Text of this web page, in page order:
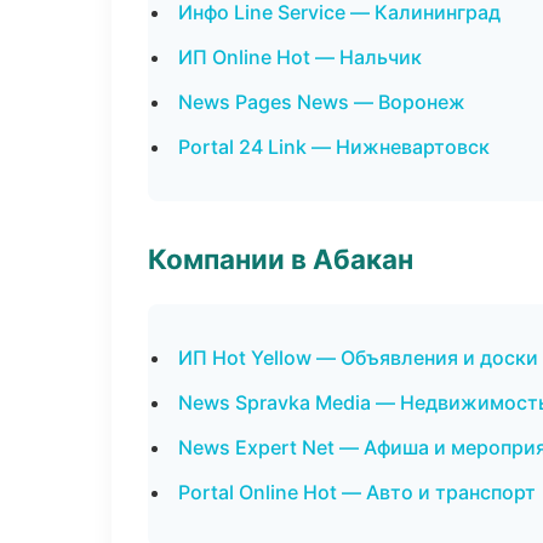
Инфо Line Service — Калининград
ИП Online Hot — Нальчик
News Pages News — Воронеж
Portal 24 Link — Нижневартовск
Компании в Абакан
ИП Hot Yellow — Объявления и доски
News Spravka Media —
News Expert Net — Афиша и
Portal Online Hot — Авто и транспорт